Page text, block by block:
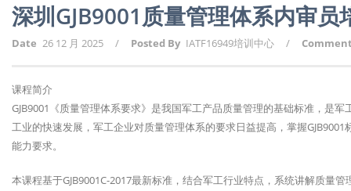
深圳GJB9001质量管理体系内审
Date 26 12 月 2025 / Posted By IATF16949培训中心 /
课程简介
GJB9001《质量管理体系要求》是我国军工产品质量管理的基础标准，是
工业的快速发展，军工企业对质量管理体系的要求日益提高，掌握
能力要求。
本课程基于GJB9001C-2017最新标准，结合军工行业特点，系统讲解质量